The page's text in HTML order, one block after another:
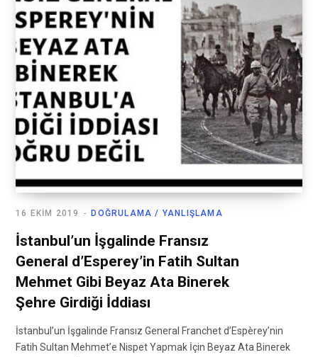
DOĞRULAMA / YANLIŞLAMA
16 EKIM 2019
İstanbul’un İşgalinde Fransız
General d’Esperey’in Fatih Sultan
Mehmet Gibi Beyaz Ata Binerek
Şehre Girdiği İddiası
İstanbul’un İşgalinde Fransız General Franchet d’Espèrey’nin
Fatih Sultan Mehmet’e Nispet Yapmak İçin Beyaz Ata Binerek